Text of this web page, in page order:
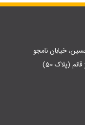
خیابان نامجو
(پلاک 50)